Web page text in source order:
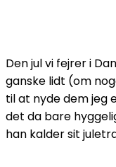
Den jul vi fejrer i
ganske lidt (om
til at nyde dem jeg
det da bare
han kalder sit